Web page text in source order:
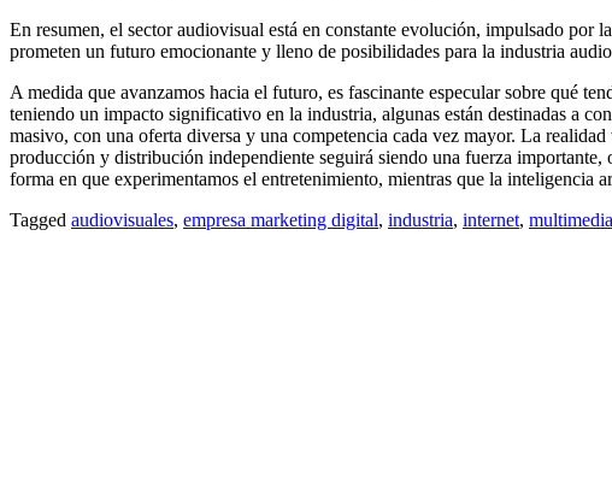
En resumen, el sector audiovisual está en constante evolución, impulsado
prometen un futuro emocionante y lleno de posibilidades para la industria
A medida que avanzamos hacia el futuro, es fascinante especular sobre qué
teniendo un impacto significativo en la industria, algunas están destinadas a
masivo, con una oferta diversa y una competencia cada vez mayor. La
producción y distribución independiente seguirá siendo una fuerza
forma en que experimentamos el entretenimiento, mientras que la
Tagged audiovisuales, empresa marketing digital, industria, internet, multimedia